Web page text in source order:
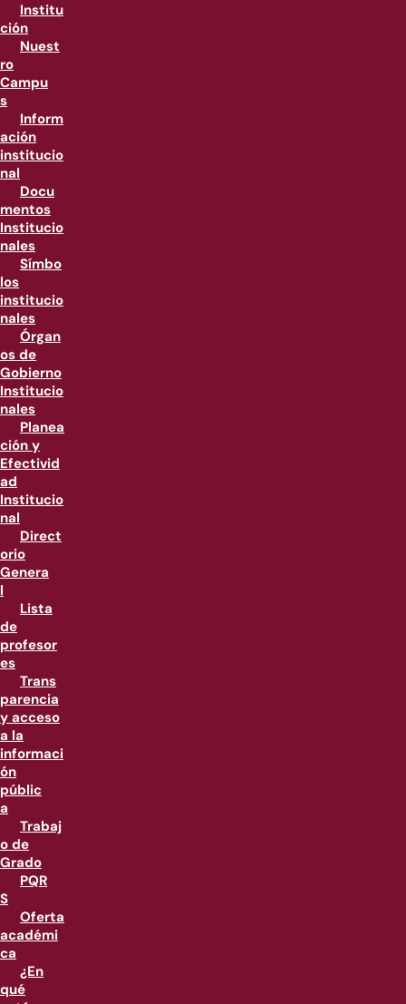
Institu
ción
Nuest
ro
Campu
s
Inform
ación
institucio
nal
Docu
mentos
Institucio
nales
Símbo
los
institucio
nales
Órgan
os de
Gobierno
Institucio
nales
Planea
ción y
Efectivid
ad
Institucio
nal
Direct
orio
Genera
l
Lista
de
profesor
es
Trans
parencia
y acceso
a la
informaci
ón
públic
a
Trabaj
o de
Grado
PQR
S
Oferta
académi
ca
¿En
qué